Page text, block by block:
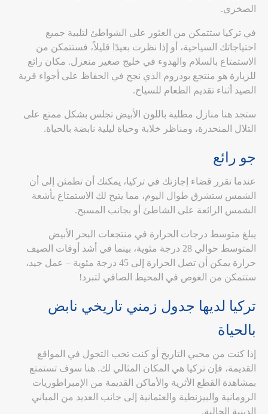
الصخري.
في تركيا ستتمكن من العثور على الشواطئ لتلبية جميع
احتياجاتك السياحية، أو إذا نظرت بعيدًا قليلاً، فستتمكن من
الاستمتاع بالسلام والهدوء في خليج صغير منعزل. مكان رائع
للزيارة هو منتجع بودروم الذي نجح في الحفاظ على أجواء قرية
الصيد أثناء تقديم الطعام للسياح.
ستجد هنا منازل مطلية باللون الأبيض تجلس بشكل ممتع على
التلال المنحدرة، ومناظر خلابة وحياة ليلية نابضة بالحياة.
جو رائع
عندما تقرر قضاء إجازتك في تركيا، يمكنك أن تطمئن إلى أن
الشمس ستشرق طوال اليوم، مما يتيح لك الاستمتاع بأشعة
الشمس الرائعة على الشاطئ أو بجانب المسبح.
يبلغ متوسط درجات الحرارة في منتجعات البحر الأبيض
المتوسط حوالي 28 درجة مئوية، بينما في أشد أوقات الصيف
حرارة يمكن أن تصل الحرارة إلى 45 درجة مئوية – عمل جيد،
ستتمكن من الغوص في المحيط الصافي لتبرد!
تركيا لديها جدول زمني تاريخي نابض
بالحياة
إذا كنت من محبي التاريخ أو كنت تحب التجول في المواقع
القديمة، فإن تركيا هي المكان المثالي لك. هنا سوف تستمتع
بمشاهدة القطع الأثرية والأماكن القديمة من الإمبراطوريات
الرومانية والبيزنطية والعثمانية إلى جانب العديد من المباني
الدينية الحالية.